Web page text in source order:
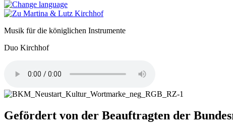
Musik für die königlichen Instrumente
Duo Kirchhof
Gefördert von der Beauftragten der